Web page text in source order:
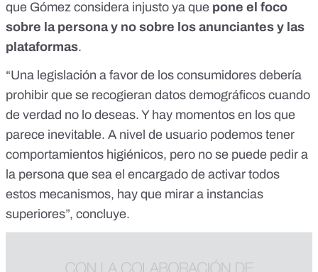
que Gómez considera injusto ya que pone el foco
sobre la persona y no sobre los anunciantes y las
plataformas.
“Una legislación a favor de los consumidores debería
prohibir que se recogieran datos demográficos cuando
de verdad no lo deseas. Y hay momentos en los que
parece inevitable. A nivel de usuario podemos tener
comportamientos higiénicos, pero no se puede pedir a
la persona que sea el encargado de activar todos
estos mecanismos, hay que mirar a instancias
superiores”, concluye.